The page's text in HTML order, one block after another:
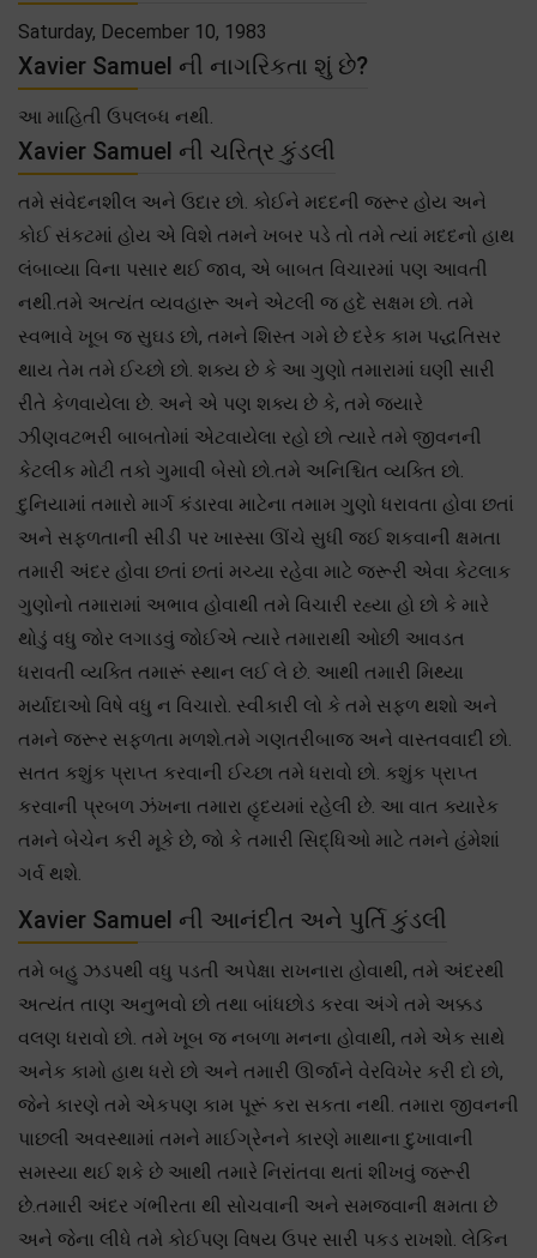
Saturday, December 10, 1983
Xavier Samuel ની નાગરિકતા શું છે?
આ માહિતી ઉપલબ્ધ નથી.
Xavier Samuel ની ચરિત્ર કુંડલી
તમે સંવેદનશીલ અને ઉદાર છો. કોઈને મદદની જરૂર હોય અને
કોઈ સંકટમાં હોય એ વિશે તમને ખબર પડે તો તમે ત્યાં મદદનો હાથ
લંબાવ્યા વિના પસાર થઈ જાવ, એ બાબત વિચારમાં પણ આવતી
નથી.તમે અત્યંત વ્યવહારૂ અને એટલી જ હદે સક્ષમ છો. તમે
સ્વભાવે ખૂબ જ સુઘડ છો, તમને શિસ્ત ગમે છે દરેક કામ પદ્ધતિસર
થાય તેમ તમે ઈચ્છો છો. શક્ય છે કે આ ગુણો તમારામાં ઘણી સારી
રીતે કેળવાયેલા છે. અને એ પણ શક્ય છે કે, તમે જ્યારે
ઝીણવટભરી બાબતોમાં એટવાયેલા રહો છો ત્યારે તમે જીવનની
કેટલીક મોટી તકો ગુમાવી બેસો છો.તમે અનિશ્ચિત વ્યક્તિ છો.
દુનિયામાં તમારો માર્ગ કંડારવા માટેના તમામ ગુણો ધરાવતા હોવા છતાં
અને સફળતાની સીડી પર ખાસ્સા ઊંચે સુધી જઈ શકવાની ક્ષમતા
તમારી અંદર હોવા છતાં છતાં મચ્યા રહેવા માટે જરૂરી એવા કેટલાક
ગુણોનો તમારામાં અભાવ હોવાથી તમે વિચારી રહ્યા હો છો કે મારે
થોડું વધુ જોર લગાડવું જોઈએ ત્યારે તમારાથી ઓછી આવડત
ધરાવતી વ્યક્તિ તમારૂં સ્થાન લઈ લે છે. આથી તમારી મિથ્યા
મર્યાદાઓ વિષે વધુ ન વિચારો. સ્વીકારી લો કે તમે સફળ થશો અને
તમને જરૂર સફળતા મળશે.તમે ગણતરીબાજ અને વાસ્તવવાદી છો.
સતત કશુંક પ્રાપ્ત કરવાની ઈચ્છા તમે ધરાવો છો. કશુંક પ્રાપ્ત
કરવાની પ્રબળ ઝંખના તમારા હૃદયમાં રહેલી છે. આ વાત ક્યારેક
તમને બેચેન કરી મૂકે છે, જો કે તમારી સિદ્ધિઓ માટે તમને હંમેશાં
ગર્વ થશે.
Xavier Samuel ની આનંદીત અને પુર્તિ કુંડલી
તમે બહુ ઝડપથી વધુ પડતી અપેક્ષા રાખનારા હોવાથી, તમે અંદરથી
અત્યંત તાણ અનુભવો છો તથા બાંધછોડ કરવા અંગે તમે અક્કડ
વલણ ધરાવો છો. તમે ખૂબ જ નબળા મનના હોવાથી, તમે એક સાથે
અનેક કામો હાથ ધરો છો અને તમારી ઊર્જાને વેરવિખેર કરી દો છો,
જેને કારણે તમે એકપણ કામ પૂરૂં કરા સકતા નથી. તમારા જીવનની
પાછલી અવસ્થામાં તમને માઈગ્રેનને કારણે માથાના દુખાવાની
સમસ્યા થઈ શકે છે આથી તમારે નિરાંતવા થતાં શીખવું જરૂરી
છે.તમારી અંદર ગંભીરતા થી સોચવાની અને સમજવાની ક્ષમતા છે
અને જેના લીધે તમે કોઈપણ વિષય ઉપર સારી પકડ રાખશો. લેકિન